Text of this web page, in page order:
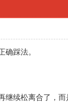
确踩法。
续松离合了，而